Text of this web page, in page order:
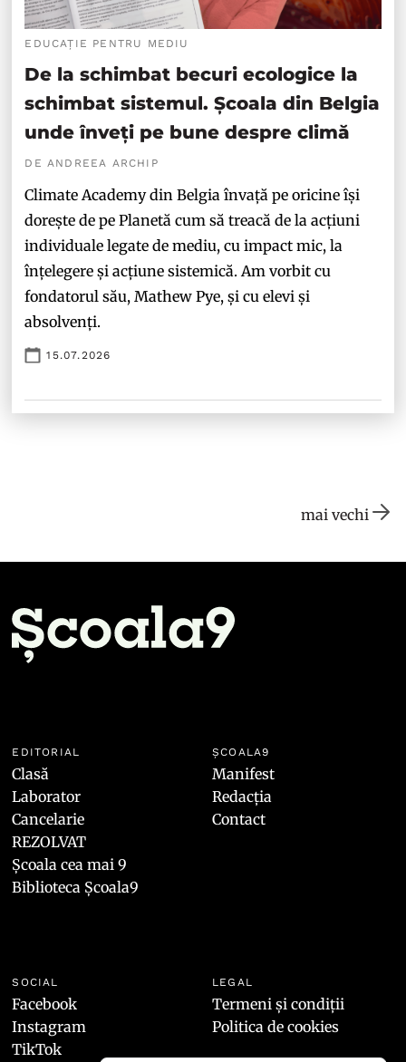
EDUCAȚIE PENTRU MEDIU
De la schimbat becuri ecologice la
schimbat sistemul. Școala din Belgia
unde înveți pe bune despre climă
DE ANDREEA ARCHIP
Climate Academy din Belgia învață pe oricine își
dorește de pe Planetă cum să treacă de la acțiuni
individuale legate de mediu, cu impact mic, la
înțelegere și acțiune sistemică. Am vorbit cu
fondatorul său, Mathew Pye, și cu elevi și
absolvenți.
15.07.2026
mai vechi
EDITORIAL
Clasă
Laborator
Cancelarie
REZOLVAT
Școala cea mai 9
Biblioteca Școala9
ȘCOALA9
Manifest
Redacția
Contact
SOCIAL
Facebook
Instagram
TikTok
LEGAL
Termeni și condiții
Politica de cookies